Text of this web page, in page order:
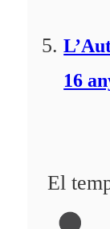
16
El